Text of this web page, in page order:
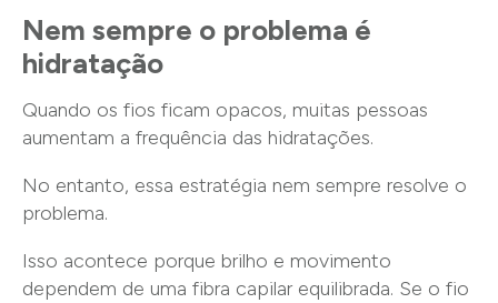
Nem sempre o problema é
hidratação
Quando os fios ficam opacos, muitas pessoas
aumentam a frequência das hidratações.
No entanto, essa estratégia nem sempre resolve o
problema.
Isso acontece porque brilho e movimento
dependem de uma fibra capilar equilibrada. Se o fio